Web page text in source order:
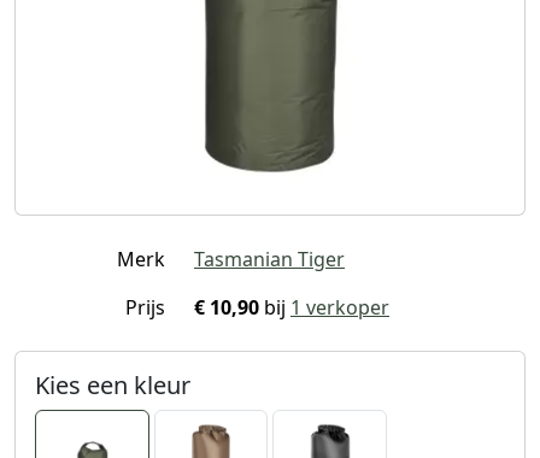
Merk
Tasmanian Tiger
Prijs
€ 10,90 bij 1 verkoper
Kies een kleur